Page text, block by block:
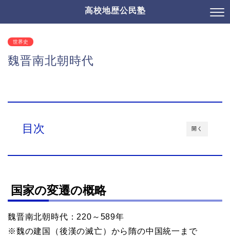
高校地歴公民塾
世界史
魏晋南北朝時代
開く
目次
国家の変遷の概略
魏晋南北朝時代： 220～589年
※魏の建国（後漢の滅亡）から隋の中国統一まで